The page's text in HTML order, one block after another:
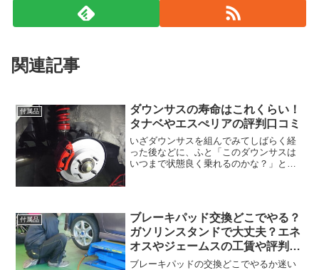
関連記事
付属品
ダウンサスの寿命はこれくらい！
タナベやエスぺリアの評判口コミ
いざダウンサスを組んでみてしばらく経
った後などに、ふと「このダウンサスは
いつまで状態良く乗れるのかな？」と思
があります。それを気を付...
付属品
ブレーキパッド交換どこでやる？
ガソリンスタンドで大丈夫？エネ
オスやジェームスの工賃や評判、
口コミ
ブレーキパッドの交換どこでやるか迷い